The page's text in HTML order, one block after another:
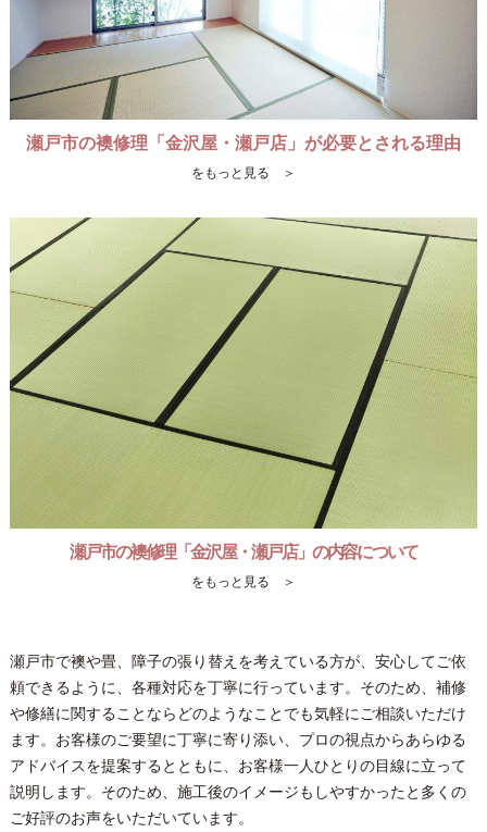
瀬戸市の襖修理「金沢屋・瀬戸店」が必要とされる理由
をもっと見る ＞
瀬戸市の襖修理「金沢屋・瀬戸店」の内容について
をもっと見る ＞
瀬戸市で襖や畳、障子の張り替えを考えている方が、安心してご依
頼できるように、各種対応を丁寧に行っています。そのため、補修
や修繕に関することならどのようなことでも気軽にご相談いただけ
ます。お客様のご要望に丁寧に寄り添い、プロの視点からあらゆる
アドバイスを提案するとともに、お客様一人ひとりの目線に立って
説明します。そのため、施工後のイメージもしやすかったと多くの
ご好評のお声をいただいています。